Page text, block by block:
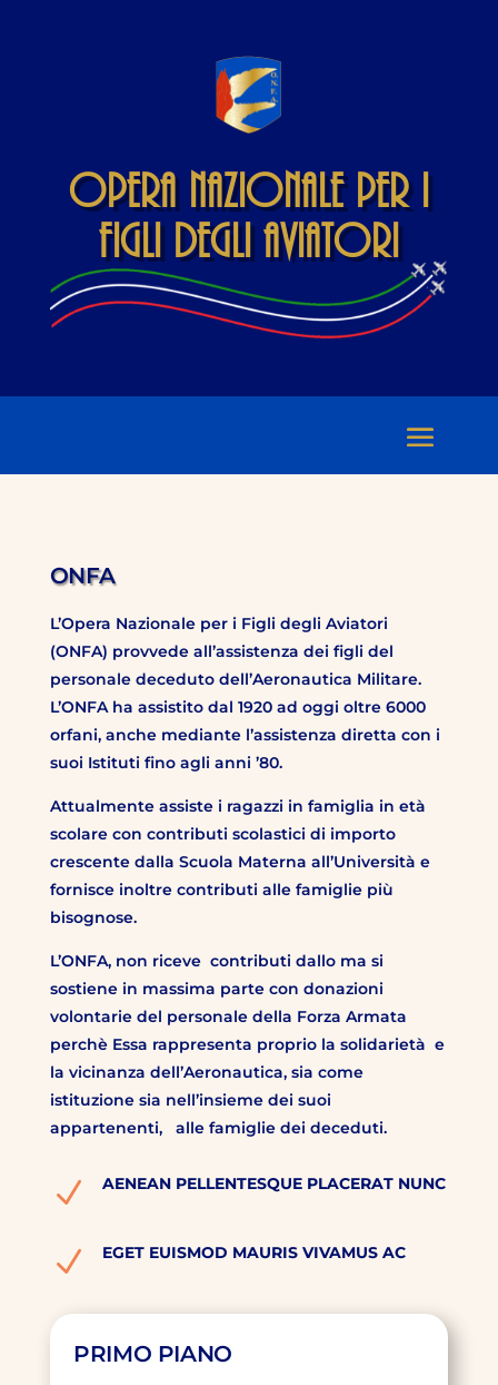
Opera Nazionale per i
Figli degli Aviatori
ONFA
L’Opera Nazionale per i Figli degli Aviatori
(ONFA) provvede all’assistenza dei figli del
personale deceduto dell’Aeronautica Militare.
L’ONFA ha assistito dal 1920 ad oggi oltre 6000
orfani, anche mediante l’assistenza diretta con i
suoi Istituti fino agli anni ’80.
Attualmente assiste i ragazzi in famiglia in età
scolare con contributi scolastici di importo
crescente dalla Scuola Materna all’Università e
fornisce inoltre contributi alle famiglie più
bisognose.
L’ONFA, non riceve contributi dallo ma si
sostiene in massima parte con donazioni
volontarie del personale della Forza Armata
perchè Essa rappresenta proprio la solidarietà e
la vicinanza dell’Aeronautica, sia come
istituzione sia nell’insieme dei suoi
appartenenti, alle famiglie dei deceduti.
N AENEAN PELLENTESQUE PLACERAT NUNC
N EGET EUISMOD MAURIS VIVAMUS AC
PRIMO PIANO